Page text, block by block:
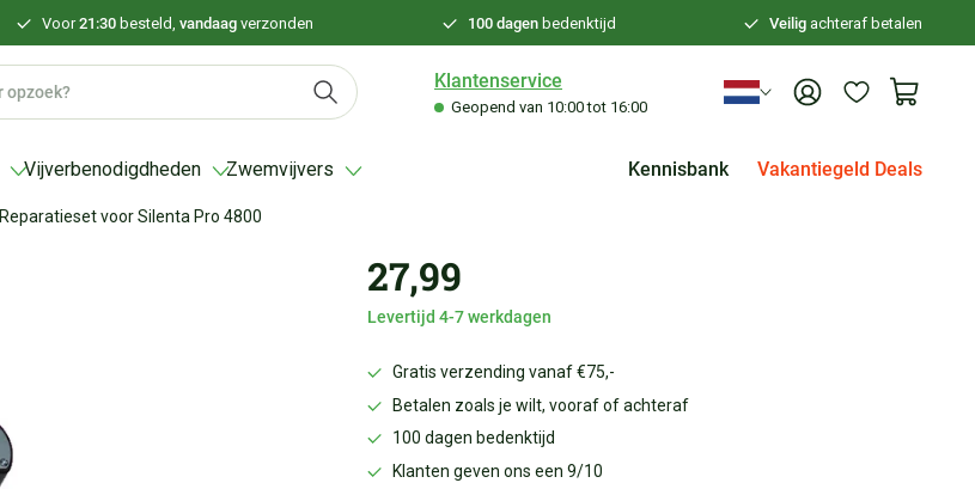
Voor21:30 besteld,vandaagverzonden 100 dagenbedenktijd Veiligachteraf betalen
Klantenservice
Geopend van 10:00 tot 16:00
Vijverbenodigdheden Zwemvijvers Kennisbank Vakantiegeld Deals
Reparatieset voor Silenta Pro 4800
27,99
Levertijd 4-7 werkdagen
Gratis verzending vanaf €75,-
Betalen zoals je wilt, vooraf of achteraf
100 dagen bedenktijd
Klanten geven ons een 9/10